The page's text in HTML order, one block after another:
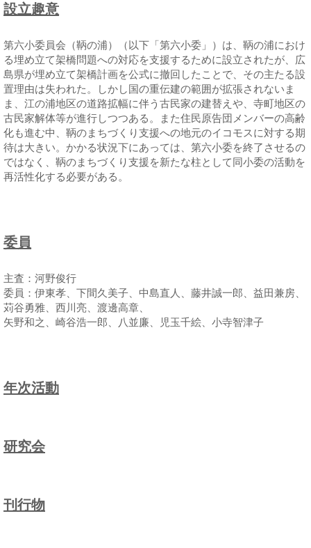
設立趣意
第六小委員会（鞆の浦）（以下「第六小委」）は、鞆の浦におけ
る埋め立て架橋問題への対応を支援するために設立されたが、広
島県が埋め立て架橋計画を公式に撤回したことで、その主たる設
置理由は失われた。しかし国の重伝建の範囲が拡張されないま
ま、江の浦地区の道路拡幅に伴う古民家の建替えや、寺町地区の
古民家解体等が進行しつつある。また住民原告団メンバーの高齢
化も進む中、鞆のまちづくり支援への地元のイコモスに対する期
待は大きい。かかる状況下にあっては、第六小委を終了させるの
ではなく、鞆のまちづくり支援を新たな柱として同小委の活動を
再活性化する必要がある。
委員
主査：河野俊行
委員：伊東孝、下間久美子、中島直人、藤井誠一郎、益田兼房、
苅谷勇雅、西川亮、渡邊高章、
矢野和之、崎谷浩一郎、八並廉、児玉千絵、小寺智津子
年次活動
研究会
刊行物